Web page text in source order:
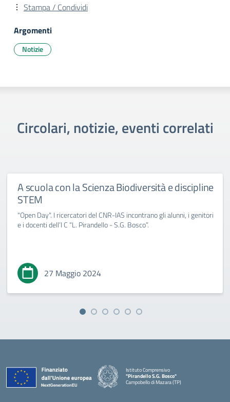
Stampa / Condividi
Argomenti
Notizie
Circolari, notizie, eventi correlati
A scuola con la Scienza Biodiversità e discipline
STEM
"Open Day". I ricercatori del CNR-IAS incontrano gli alunni, i genitori
e i docenti dell’I C “L. Pirandello - S.G. Bosco”.
27 Maggio 2024
Istituto Comprensivo
"Pirandello S.G. Bosco"
Campobello di Mazara (TP)